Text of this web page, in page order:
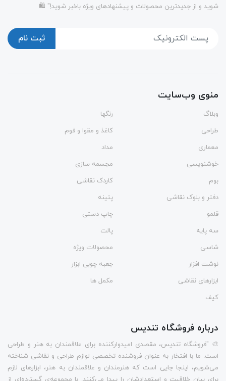
شوید و از جدیدترین محصولات و پیشنهادهای ویژه باخبر شوید!" 🛍️
ثبت نام
منوی وب‌سایت
وبلاگ
رنگها
طراحی
کاغذ و مقوا و فوم
معماری
مداد
خوشنویسی
مجسمه سازی
بوم
کاردک نقاشی
دفتر و بلوک نقاشی
پتینه
قلمو
چاپ دستی
سه پایه
پالت
شاسی
محصولات ویژه
نوشت افزار
جعبه چوبی ابزار
ابزارهای نقاشی
مکمل ها
کیف
درباره فروشگاه تندیس
🎨 "فروشگاه تندیس، مقصدی امیدوارکننده برای علاقمندان به هنر و طراحی
است. ما با افتخار به عنوان فروشنده تخصصی لوازم طراحی و نقاشی شناخته
می‌شویم، اینجا جایی است که هنرمندان و علاقمندان به هنر، ابزارهای لازم